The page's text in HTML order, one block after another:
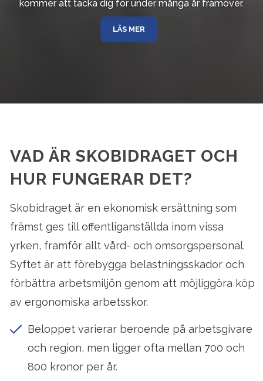
kommer att tacka dig för under många år framöver.
LÄS MER
VAD ÄR SKOBIDRAGET OCH
HUR FUNGERAR DET?
Skobidraget är en ekonomisk ersättning som
främst ges till offentliganställda inom vissa
yrken, framför allt vård- och omsorgspersonal.
Syftet är att förebygga belastningsskador och
förbättra arbetsmiljön genom att möjliggöra köp
av ergonomiska arbetsskor.
Beloppet varierar beroende på arbetsgivare
och region, men ligger ofta mellan 700 och
800 kronor per år.